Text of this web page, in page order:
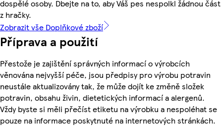
dospělé osoby. Dbejte na to, aby Váš pes nespolkl žádnou část
z hračky.
Zobrazit vše Doplňkové zboží
Příprava a použití
Přestože je zajištění správných informací o výrobcích
věnována nejvyšší péče, jsou předpisy pro výrobu potravin
neustále aktualizovány tak, že může dojít ke změně složek
potravin, obsahu živin, dietetických informací a alergenů.
Vždy byste si měli přečíst etiketu na výrobku a nespoléhat se
pouze na informace poskytnuté na internetových stránkách.